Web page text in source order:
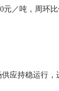
／吨，周环比
应持稳运行